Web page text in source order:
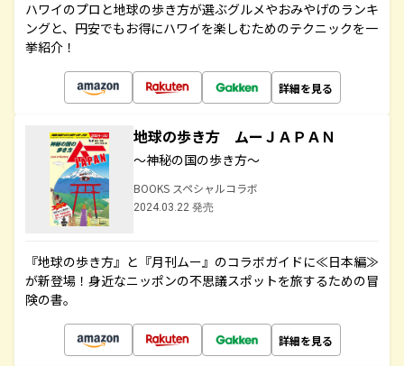
ハワイのプロと地球の歩き方が選ぶグルメやおみやげのランキ
ングと、円安でもお得にハワイを楽しむためのテクニックを一
挙紹介！
詳細を見る
地球の歩き方 ムーＪＡＰＡＮ
～神秘の国の歩き方～
BOOKS スペシャルコラボ
2024.03.22 発売
『地球の歩き方』と『月刊ムー』のコラボガイドに≪日本編≫
が新登場！身近なニッポンの不思議スポットを旅するための冒
険の書。
詳細を見る